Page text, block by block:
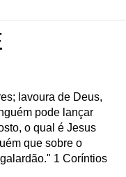
lavoura de Deus,
pode lançar
o qual é Jesus
que sobre o
1 Coríntios